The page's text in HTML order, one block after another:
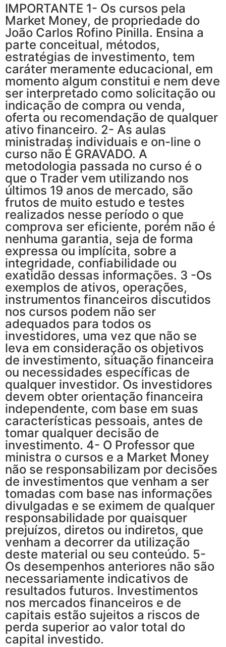
IMPORTANTE 1- Os cursos pela
Market Money, de propriedade do
João Carlos Rofino Pinilla. Ensina a
parte conceitual, métodos,
estratégias de investimento, tem
caráter meramente educacional, em
momento algum constitui e nem deve
ser interpretado como solicitação ou
indicação de compra ou venda,
oferta ou recomendação de qualquer
ativo financeiro. 2- As aulas
ministradas individuais e on-line o
curso não É GRAVADO. A
metodologia passada no curso é o
que o Trader vem utilizando nos
últimos 19 anos de mercado, são
frutos de muito estudo e testes
realizados nesse período o que
comprova ser eficiente, porém não é
nenhuma garantia, seja de forma
expressa ou implícita, sobre a
integridade, confiabilidade ou
exatidão dessas informações. 3 -Os
exemplos de ativos, operações,
instrumentos financeiros discutidos
nos cursos podem não ser
adequados para todos os
investidores, uma vez que não se
leva em consideração os objetivos
de investimento, situação financeira
ou necessidades específicas de
qualquer investidor. Os investidores
devem obter orientação financeira
independente, com base em suas
características pessoais, antes de
tomar qualquer decisão de
investimento. 4- O Professor que
ministra o cursos e a Market Money
não se responsabilizam por decisões
de investimentos que venham a ser
tomadas com base nas informações
divulgadas e se eximem de qualquer
responsabilidade por quaisquer
prejuízos, diretos ou indiretos, que
venham a decorrer da utilização
deste material ou seu conteúdo. 5-
Os desempenhos anteriores não são
necessariamente indicativos de
resultados futuros. Investimentos
nos mercados financeiros e de
capitais estão sujeitos a riscos de
perda superior ao valor total do
capital investido.